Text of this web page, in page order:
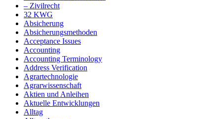
– Zivilrecht
32 KWG
Absicherung
Absicherungsmethoden
Acceptance Issues
Accounting
Accounting Terminology
Address Verification
Agrartechnologie
Agrarwissenschaft
Aktien und Anleihen
Aktuelle Entwicklungen
Alltag